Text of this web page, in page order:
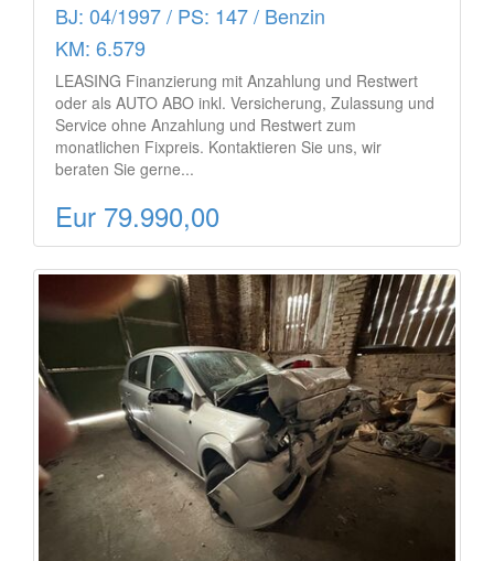
BJ: 04/1997 / PS: 147 / Benzin
KM: 6.579
LEASING Finanzierung mit Anzahlung und Restwert
oder als AUTO ABO inkl. Versicherung, Zulassung und
Service ohne Anzahlung und Restwert zum
monatlichen Fixpreis. Kontaktieren Sie uns, wir
beraten Sie gerne...
Eur 79.990,00